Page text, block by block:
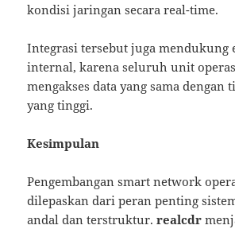
kondisi jaringan secara real-time.
Integrasi tersebut juga mendukung
internal, karena seluruh unit
mengakses data yang sama dengan
yang tinggi.
Kesimpulan
Pengembangan smart network
dilepaskan dari peran penting
andal dan terstruktur.realcdr